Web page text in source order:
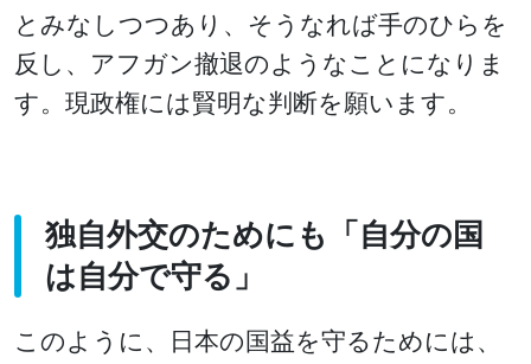
とみなしつつあり、そうなれば手のひらを
反し、アフガン撤退のようなことになりま
す。現政権には賢明な判断を願います。
独自外交のためにも「自分の国
は自分で守る」
このように、日本の国益を守るためには、